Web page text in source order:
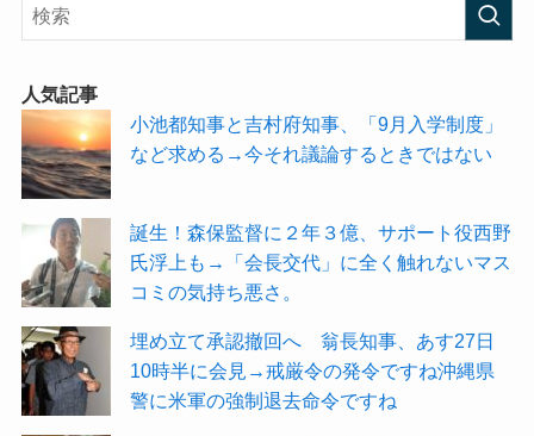
人気記事
小池都知事と吉村府知事、「9月入学制度」
など求める→今それ議論するときではない
誕生！森保監督に２年３億、サポート役西野
氏浮上も→「会長交代」に全く触れないマス
コミの気持ち悪さ。
埋め立て承認撤回へ 翁長知事、あす27日
10時半に会見→戒厳令の発令ですね沖縄県
警に米軍の強制退去命令ですね